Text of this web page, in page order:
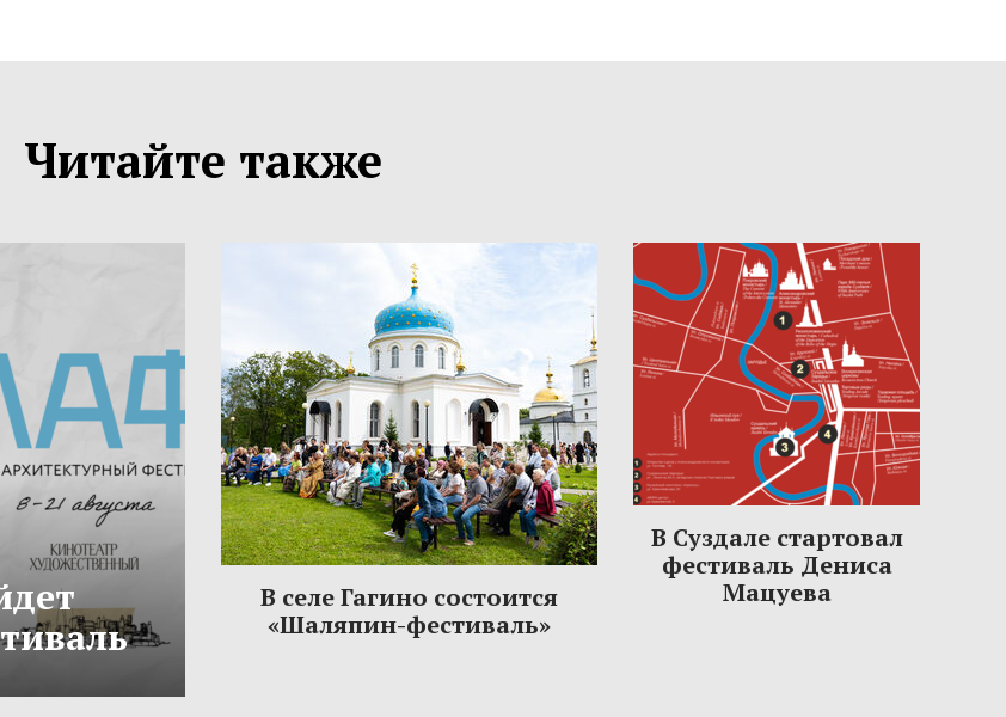
Читайте также
В селе Гагино состоится
«Шаляпин-фестиваль»
В Суздале стартовал
фестиваль Дениса
Мацуева